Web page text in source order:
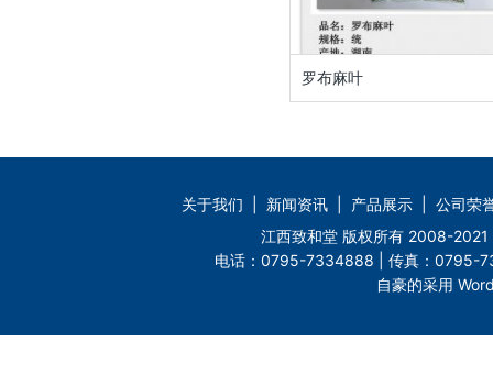
罗布麻叶
关于我们 新闻资讯 产品展示
公司荣
江西致和堂 版权所有 2008-
电话：0795-7334888 | 传真：0795-
自豪的采用